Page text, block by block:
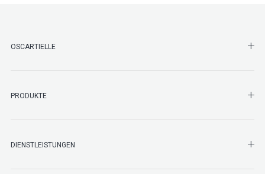
OSCARTIELLE
PRODUKTE
DIENSTLEISTUNGEN